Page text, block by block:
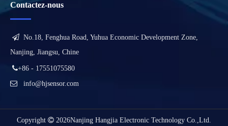
Contactez-nous
 No.18, Fenghua Road, Yuhua Economic Development Zone,
Nanjing, Jiangsu, Chine
+86 - 17551075580
 info@hjsensor.com
Copyright  2026Nanjing Hangjia Electronic Technology Co.,Ltd.